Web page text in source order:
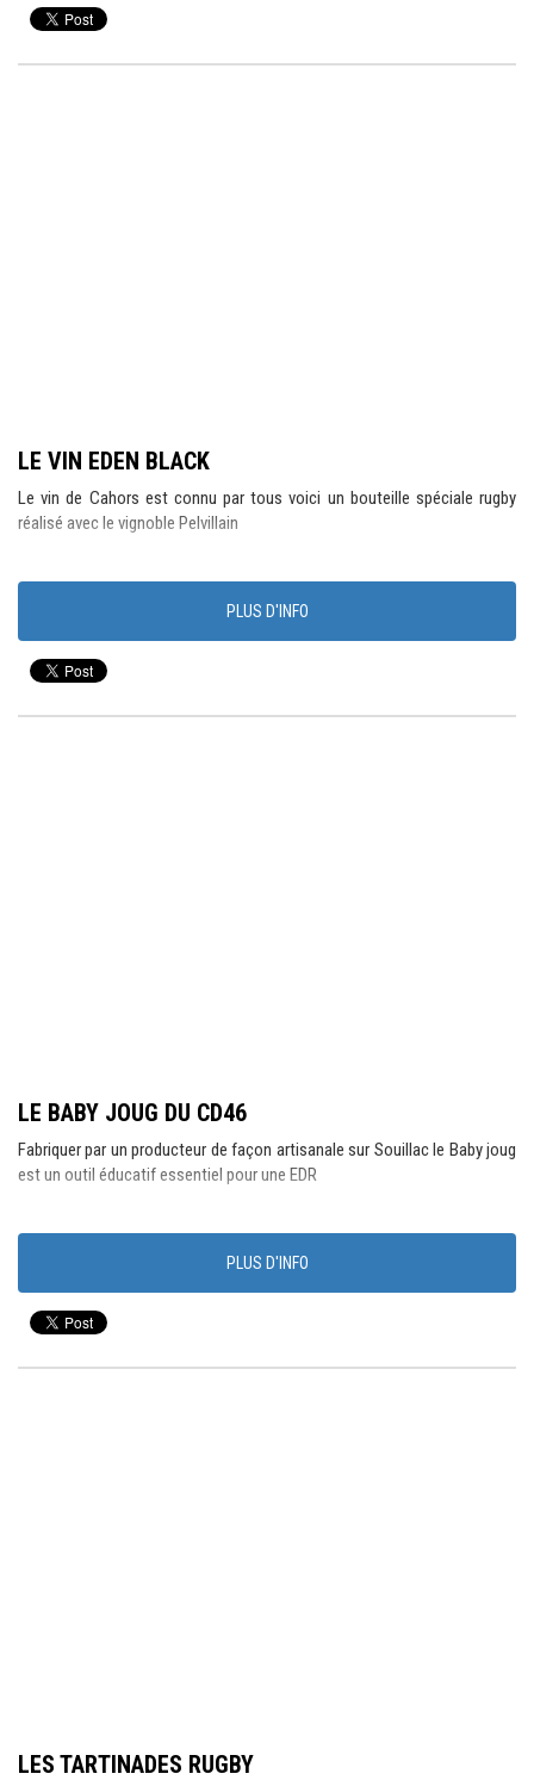
LE VIN EDEN BLACK
Le vin de Cahors est connu par tous voici un bouteille spéciale rugby
réalisé avec le vignoble Pelvillain
PLUS D'INFO
LE BABY JOUG DU CD46
Fabriquer par un producteur de façon artisanale sur Souillac le Baby joug
est un outil éducatif essentiel pour une EDR
PLUS D'INFO
LES TARTINADES RUGBY